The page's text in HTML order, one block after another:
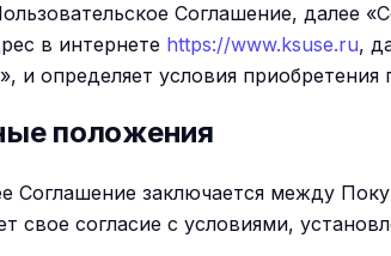
Соглашение, далее
в интернете https://www.ksuse.ru,
и определяет условия
положения
Соглашение заключается между
свое согласие с условиями,